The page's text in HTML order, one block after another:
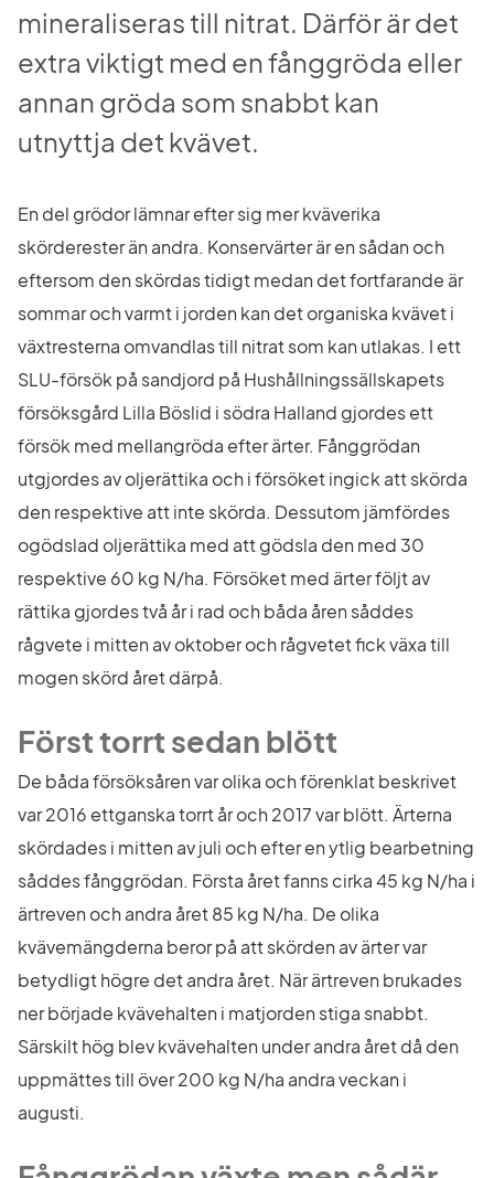
mineraliseras till nitrat. Därför är det
extra viktigt med en fånggröda eller
annan gröda som snabbt kan
utnyttja det kvävet.
En del grödor lämnar efter sig mer kväverika
skörderester än andra. Konservärter är en sådan och
eftersom den skördas tidigt medan det fortfarande är
sommar och varmt i jorden kan det organiska kvävet i
växtresterna omvandlas till nitrat som kan utlakas. I ett
SLU-försök på sandjord på Hushållningssällskapets
försöksgård Lilla Böslid i södra Halland gjordes ett
försök med mellangröda efter ärter. Fånggrödan
utgjordes av oljerättika och i försöket ingick att skörda
den respektive att inte skörda. Dessutom jämfördes
ogödslad oljerättika med att gödsla den med 30
respektive 60 kg N/ha. Försöket med ärter följt av
rättika gjordes två år i rad och båda åren såddes
rågvete i mitten av oktober och rågvetet fick växa till
mogen skörd året därpå.
Först torrt sedan blött
De båda försöksåren var olika och förenklat beskrivet
var 2016 ettganska torrt år och 2017 var blött. Ärterna
skördades i mitten av juli och efter en ytlig bearbetning
såddes fånggrödan. Första året fanns cirka 45 kg N/ha i
ärtreven och andra året 85 kg N/ha. De olika
kvävemängderna beror på att skörden av ärter var
betydligt högre det andra året. När ärtreven brukades
ner började kvävehalten i matjorden stiga snabbt.
Särskilt hög blev kvävehalten under andra året då den
uppmättes till över 200 kg N/ha andra veckan i
augusti.